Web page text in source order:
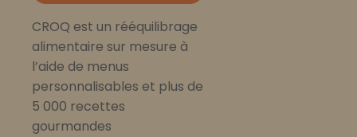
CROQ est un rééquilibrage
alimentaire sur mesure à
l’aide de menus
personnalisables et plus de
5 000 recettes
gourmandes